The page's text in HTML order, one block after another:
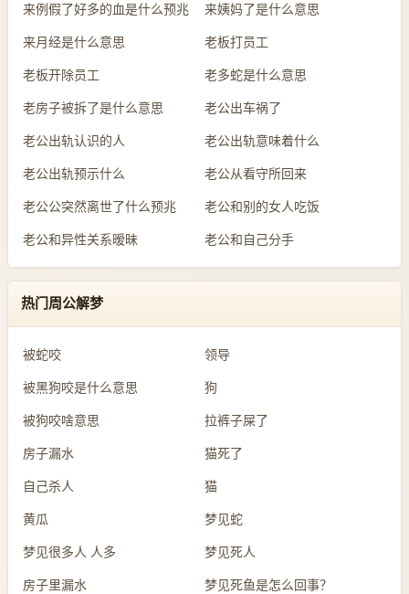
来例假了好多的血是什么预兆 来姨妈了是什么意思
来月经是什么意思 老板打员工
老板开除员工 老多蛇是什么意思
老房子被拆了是什么意思 老公出车祸了
老公出轨认识的人 老公出轨意味着什么
老公出轨预示什么 老公从看守所回来
老公公突然离世了什么预兆 老公和别的女人吃饭
老公和异性关系暧昧 老公和自己分手
热门周公解梦
被蛇咬 领导
被黑狗咬是什么意思 狗
被狗咬啥意思 拉裤子屎了
房子漏水 猫死了
自己杀人 猫
黄瓜 梦见蛇
梦见很多人 人多 梦见死人
房子里漏水 梦见死鱼是怎么回事？